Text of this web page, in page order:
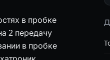
в пробке
2 передачу
в пробке